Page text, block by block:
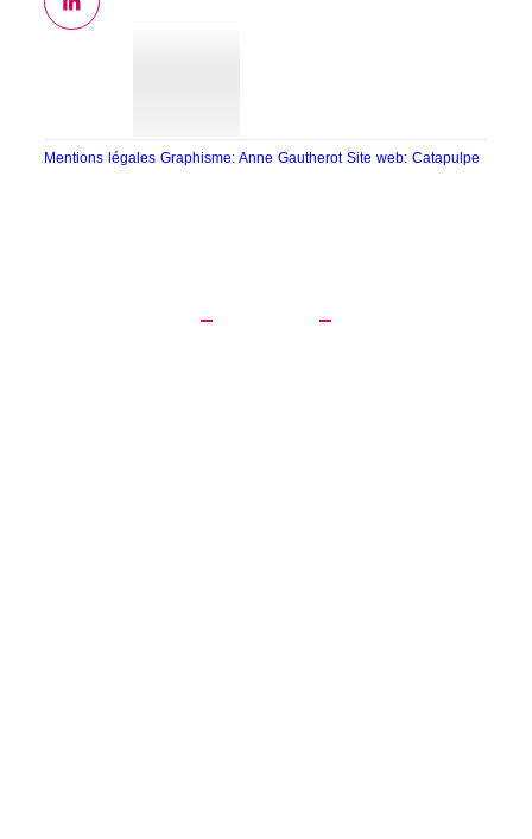
Mentions légalesGraphisme: Anne GautherotSite web: Catapulpe